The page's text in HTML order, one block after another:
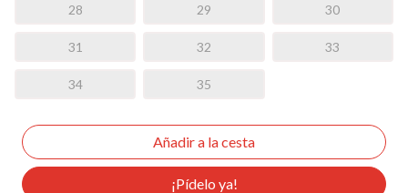
28 29 30
31 32 33
34 35
¡Pídelo ya!